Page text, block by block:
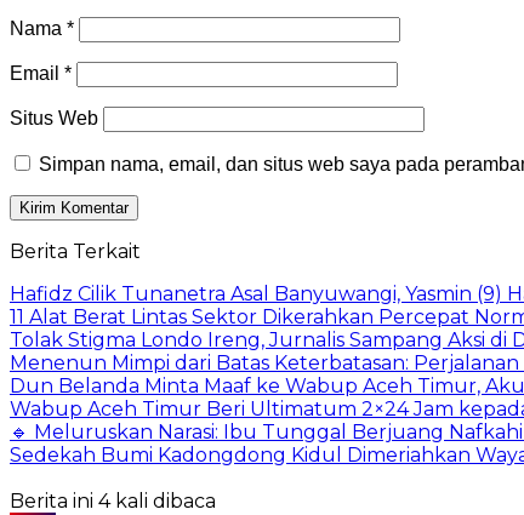
Nama *
Email *
Situs Web
Simpan nama, email, dan situs web saya pada
Berita Terkait
Hafidz Cilik Tunanetra Asal Banyuwangi, Yasmin (9)
11 Alat Berat Lintas Sektor Dikerahkan Percepat
Tolak Stigma Londo Ireng, Jurnalis Sampang Aksi
Menenun Mimpi dari Batas Keterbatasan:
Dun Belanda Minta Maaf ke Wabup Aceh Timur,
Wabup Aceh Timur Beri Ultimatum 2×24 Jam
🔹 Meluruskan Narasi: Ibu Tunggal Berjuang
Sedekah Bumi Kadongdong Kidul Dimeriahkan
Berita ini 4 kali dibaca